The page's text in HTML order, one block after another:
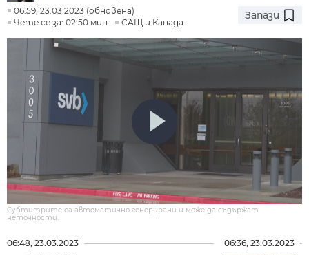
06:59, 23.03.2023 (обновена)
Чете се за: 02:50 мин.
САЩ и Канада
Запази
Субтитрите са автоматично генерирани и може да съдържат
неточности.
06:48, 23.03.2023 06:36, 23.03.2023